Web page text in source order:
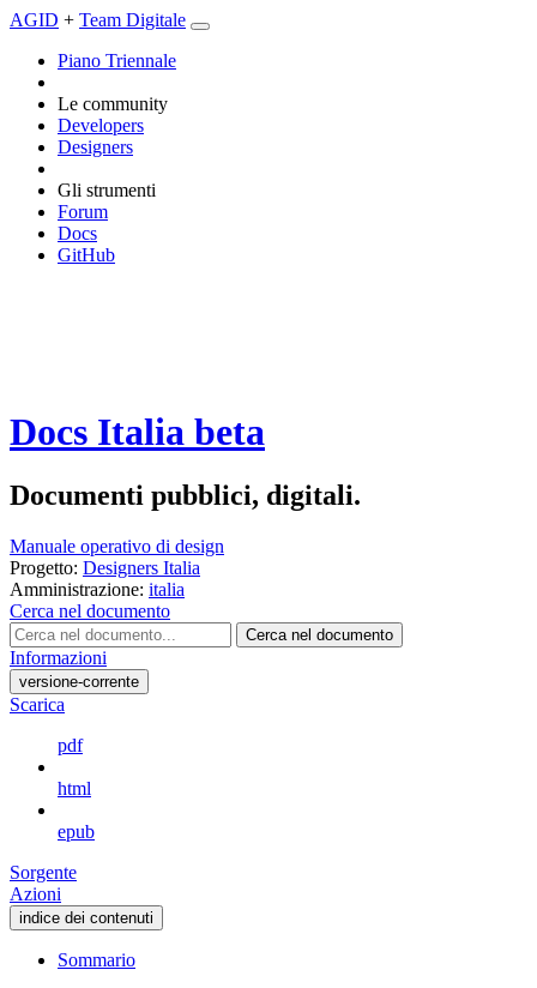
AGID + Team Digitale
Piano Triennale
Le community
Developers
Designers
Gli strumenti
Forum
Docs
GitHub
Docs Italia beta
Documenti pubblici, digitali.
Manuale operativo di design
Progetto: Designers Italia
Amministrazione: italia
Cerca nel documento
Cerca nel documento
Informazioni
versione-corrente
Scarica
pdf
html
epub
Sorgente
Azioni
indice dei contenuti
Sommario